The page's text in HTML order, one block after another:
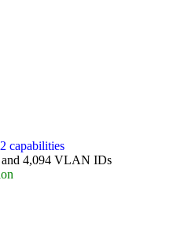
capabilities
4,094 VLAN IDs